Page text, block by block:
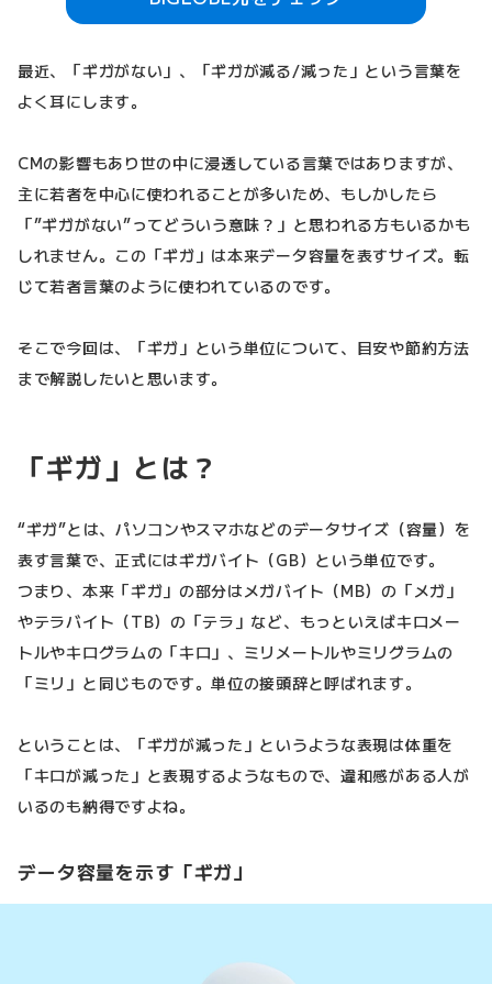
最近、「ギガがない」、「ギガが減る/減った」という言葉を
よく耳にします。
CMの影響もあり世の中に浸透している言葉ではありますが、
主に若者を中心に使われることが多いため、もしかしたら
「”ギガがない”ってどういう意味？」と思われる方もいるかも
しれません。この「ギガ」は本来データ容量を表すサイズ。転
じて若者言葉のように使われているのです。
そこで今回は、「ギガ」という単位について、目安や節約方法
まで解説したいと思います。
「ギガ」とは？
“ギガ”とは、パソコンやスマホなどのデータサイズ（容量）を
表す言葉で、正式にはギガバイト（GB）という単位です。
つまり、本来「ギガ」の部分はメガバイト（MB）の「メガ」
やテラバイト（TB）の「テラ」など、もっといえばキロメー
トルやキログラムの「キロ」、ミリメートルやミリグラムの
「ミリ」と同じものです。単位の接頭辞と呼ばれます。
ということは、「ギガが減った」というような表現は体重を
「キロが減った」と表現するようなもので、違和感がある人が
いるのも納得ですよね。
データ容量を示す「ギガ」